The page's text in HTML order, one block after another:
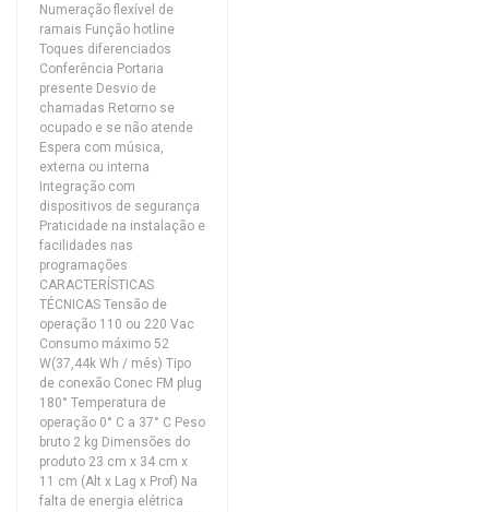
Numeração flexível de
ramais Função hotline
Toques diferenciados
Conferência Portaria
presente Desvio de
chamadas Retorno se
ocupado e se não atende
Espera com música,
externa ou interna
Integração com
dispositivos de segurança
Praticidade na instalação e
facilidades nas
programações
CARACTERÍSTICAS
TÉCNICAS Tensão de
operação 110 ou 220 Vac
Consumo máximo 52
W(37,44k Wh / mês) Tipo
de conexão Conec FM plug
180° Temperatura de
operação 0° C a 37° C Peso
bruto 2 kg Dimensões do
produto 23 cm x 34 cm x
11 cm (Alt x Lag x Prof) Na
falta de energia elétrica